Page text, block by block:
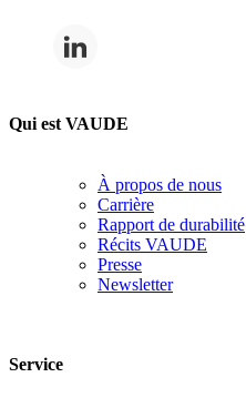
Qui est VAUDE
À propos de nous
Carrière
Rapport de durabilité
Récits VAUDE
Presse
Newsletter
Service